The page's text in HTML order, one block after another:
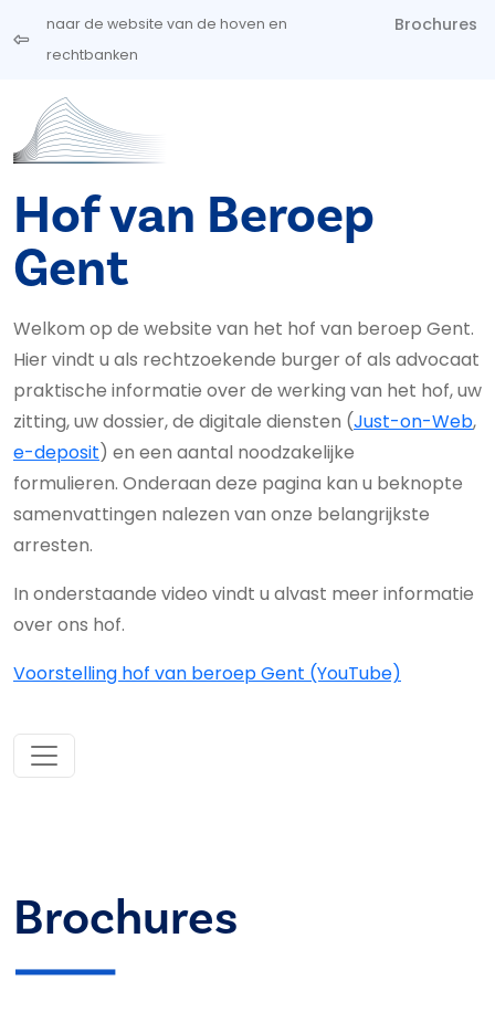
Overslaan en naar de inhoud gaan
naar de website van de hoven en
rechtbanken
Brochures
Hof van Beroep
Gent
Welkom op de website van het hof van beroep Gent.
Hier vindt u als rechtzoekende burger of als advocaat
praktische informatie over de werking van het hof, uw
zitting, uw dossier, de digitale diensten (Just-on-Web,
e-deposit) en een aantal noodzakelijke
formulieren. Onderaan deze pagina kan u beknopte
samenvattingen nalezen van onze belangrijkste
arresten.
In onderstaande video vindt u alvast meer informatie
over ons hof.
Voorstelling hof van beroep Gent (YouTube)
Brochures